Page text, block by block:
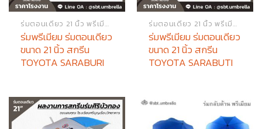
ร่มตอนเดียว 21 นิ้ว พรีเมียม
ร่มพรีเมียม ร่มตอนเดียว
ขนาด 21 นิ้ว สกรีน
TOYOTA SARABURI
ร่มตอนเดียว 21 นิ้ว พรีเมียม
ร่มพรีเมียม ร่มตอนเดียว
ขนาด 21 นิ้ว สกรีน
TOYOTA SARABUTI